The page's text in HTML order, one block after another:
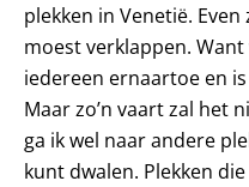
plekken in Venetië.
moest verklappen.
iedereen ernaartoe en
Maar zo’n vaart zal het
ga ik wel naar andere
kunt dwalen. Plekken